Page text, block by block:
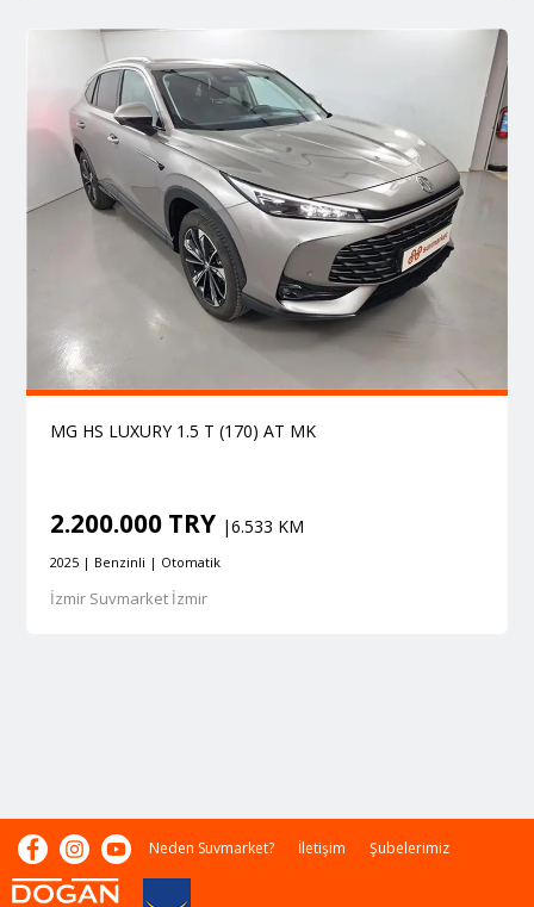
MG HS LUXURY 1.5 T (170) AT MK
2.200.000 TRY |6.533 KM
2025 | Benzinli | Otomatik
İzmir Suvmarket İzmir
Neden Suvmarket? İletişim Şubelerimiz